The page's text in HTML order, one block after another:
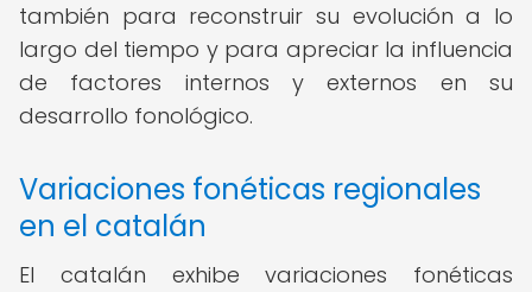
también para reconstruir su evolución a lo
largo del tiempo y para apreciar la influencia
de factores internos y externos en su
desarrollo fonológico.
Variaciones fonéticas regionales
en el catalán
El catalán exhibe variaciones fonéticas